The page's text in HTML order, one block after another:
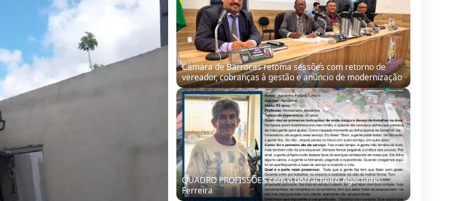
Câmara de Barrocas retoma sessões com retorno de
vereador, cobranças à gestão e anúncio de modernização
QUADRO PROFISSÕES com o borracheiro Agostinho
Ferreira